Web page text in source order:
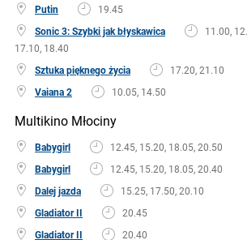
Putin
19.45
Sonic 3: Szybki jak błyskawica
11.00,
17.10, 18.40
Sztuka pięknego życia
17.20, 21.10
Vaiana 2
10.05, 14.50
Multikino Młociny
Babygirl
12.45, 15.20, 18.05, 20.50
Babygirl
12.45, 15.20, 18.05, 20.40
Dalej jazda
15.25, 17.50, 20.10
Gladiator II
20.45
Gladiator II
20.40